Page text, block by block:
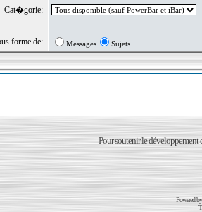
Cat�gorie:
forme de: Messages Sujets
Pour soutenir le développement
Powered